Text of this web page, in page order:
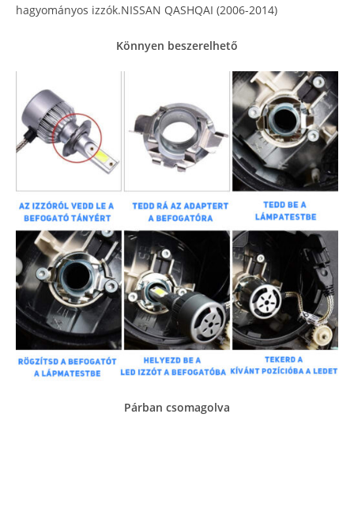
hagyományos izzók.NISSAN QASHQAI (2006-2014)
Könnyen beszerelhető
Párban csomagolva